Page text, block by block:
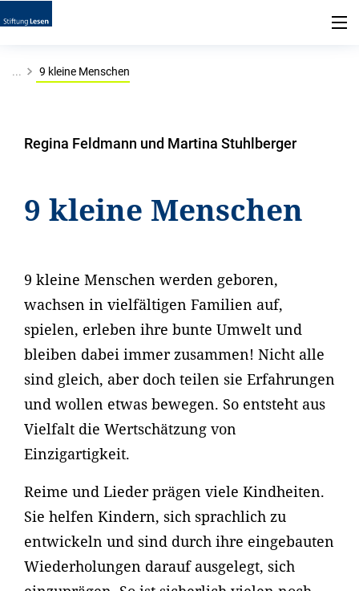
... 9 kleine Menschen
Regina Feldmann und Martina Stuhlberger
9 kleine Menschen
9 kleine Menschen werden geboren,
wachsen in vielfältigen Familien auf,
spielen, erleben ihre bunte Umwelt und
bleiben dabei immer zusammen! Nicht alle
sind gleich, aber doch teilen sie Erfahrungen
und wollen etwas bewegen. So entsteht aus
Vielfalt die Wertschätzung von
Einzigartigkeit.
Reime und Lieder prägen viele Kindheiten.
Sie helfen Kindern, sich sprachlich zu
entwickeln und sind durch ihre eingebauten
Wiederholungen darauf ausgelegt, sich